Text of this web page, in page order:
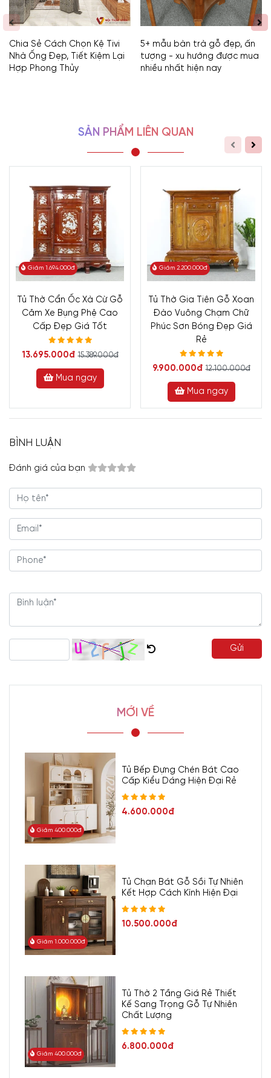
Chia Sẻ Cách Chọn Kệ Tivi
Nhà Ống Đẹp, Tiết Kiệm Lại
Hợp Phong Thủy
5+ mẫu bàn trà gỗ đẹp, ấn
tượng - xu hướng được mua
nhiều nhất hiện nay
SẢN PHẨM LIÊN QUAN
Giảm 1.694.000đ
Tủ Thờ Cẩn Ốc Xà Cừ Gỗ
Căm Xe Bụng Phệ Cao
Cấp Đẹp Giá Tốt
13.695.000đ 15.389.000đ
Mua ngay
Giảm 2.200.000đ
Tủ Thờ Gia Tiên Gỗ Xoan
Đào Vuông Chạm Chữ
Phúc Sơn Bóng Đẹp Giá
Rẻ
9.900.000đ 12.100.000đ
Mua ngay
BÌNH LUẬN
Đánh giá của bạn
Gửi
MỚI VỀ
Giảm 400.000đ
Tủ Bếp Đựng Chén Bát Cao
Cấp Kiểu Dáng Hiện Đại Rẻ
4.600.000đ
Giảm 1.000.000đ
Tủ Chạn Bát Gỗ Sồi Tự Nhiên
Kết Hợp Cách Kính Hiện Đại
10.500.000đ
Giảm 400.000đ
Tủ Thờ 2 Tầng Giá Rẻ Thiết
Kế Sang Trọng Gỗ Tự Nhiên
Chất Lượng
6.800.000đ